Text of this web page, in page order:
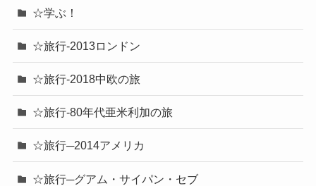
☆学ぶ！
☆旅行-2013ロンドン
☆旅行-2018中欧の旅
☆旅行-80年代亜米利加の旅
☆旅行─2014アメリカ
☆旅行─グアム・サイパン・セブ